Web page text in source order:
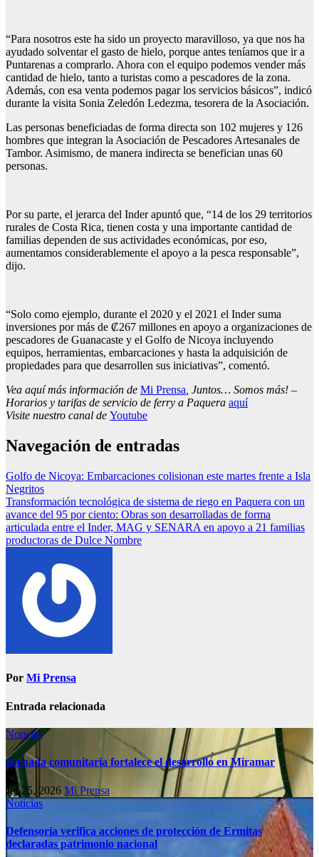
“Para nosotros este ha sido un proyecto maravilloso, ya que nos ha
ayudado solventar el gasto de hielo, porque antes teníamos que ir a
Puntarenas a comprarlo. Ahora con el equipo podemos vender más
cantidad de hielo, tanto a turistas como a pescadores de la zona.
Además, con esa venta podemos pagar los servicios básicos”, indicó
durante la visita Sonia Zeledón Ledezma, tesorera de la Asociación.
Las personas beneficiadas de forma directa son 102 mujeres y 126
hombres que integran la Asociación de Pescadores Artesanales de
Tambor. Asimismo, de manera indirecta se benefician unas 60
personas.
Por su parte, el jerarca del Inder apuntó que, “14 de los 29 territorios
rurales de Costa Rica, tienen costa y una importante cantidad de
familias dependen de sus actividades económicas, por eso,
aumentamos considerablemente el apoyo a la pesca responsable”,
dijo.
“Solo como ejemplo, durante el 2020 y el 2021 el Inder suma
inversiones por más de ₡267 millones en apoyo a organizaciones de
pescadores de Guanacaste y el Golfo de Nicoya incluyendo
equipos, herramientas, embarcaciones y hasta la adquisición de
propiedades para que desarrollen sus iniciativas”, comentó.
Vea aquí más información de Mi Prensa, Juntos… Somos más! –
Horarios y tarifas de servicio de ferry a Paquera aquí
Visite nuestro canal de Youtube
Navegación de entradas
Golfo de Nicoya: Embarcaciones colisionan este martes frente a Isla
Negritos
Transformación tecnológica de sistema de riego en Paquera con un
avance del 95 por ciento: Obras son desarrolladas de forma
articulada entre el Inder, MAG y SENARA en apoyo a 21 familias
productoras de Dulce Nombre
Por Mi Prensa
Entrada relacionada
Noticias
Jornada comunitaria fortalece el desarrollo en Miramar
Jul 25, 2026 Mi Prensa
Noticias
Defensoría verifica acciones de protección de Ermitas
declaradas patrimonio nacional